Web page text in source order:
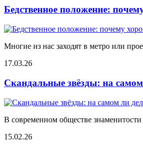
Бедственное положение:
Многие из нас заходят в метро или
17.03.26
Скандальные звёзды: на
В современном обществе
15.02.26